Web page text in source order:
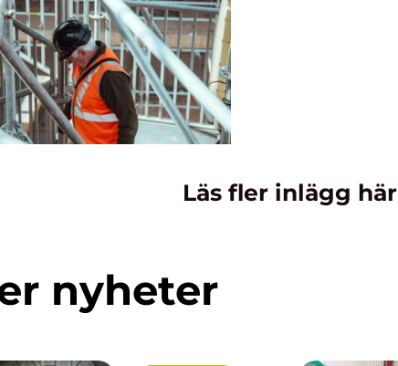
Läs fler inlägg här
nyheter